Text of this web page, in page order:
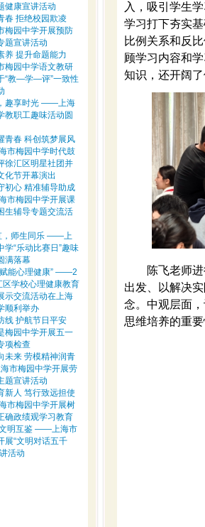
健康宣讲活动
春 拒绝校园欺凌
园中学开展预防
题宣讲活动
养 提升命题能力
园中学语文教研
“教—学—评”一致性
趣享时光 ——上海
教职工趣味活动圆
青春 科创筑梦展风
市梅园中学时代鼓
徐汇区明星社团并
化节开幕演出
初心 精准辅导助成
市梅园中学开展课
生辅导专题交流活
，师生同乐 ——上
学“乐动比赛日”趣味
满落幕
赋能心理健康” ——2
区学校心理健康教育
示交流活动在上海
顺利举办
线 护航节日平安
园中学开展五一
项检查
未来 劳模精神润青
市梅园中学开展劳
题宣讲活动
新人 笃行致远担使
市梅园中学开展树
确政绩观学习教育
明互鉴 ——上海市
展“文明对话五千
活动
入，吸引学生
学习打下夯实
比例关系和反
顾学习内容和
知识，还开阔
陈飞老师
出发、以解决
念。中观层面
思维培养的重